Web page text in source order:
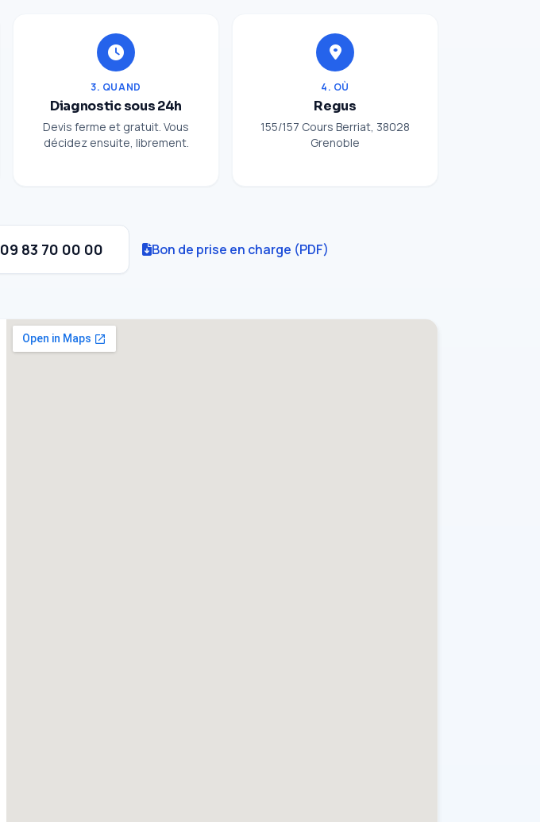
3. QUAND
Diagnostic sous 24h
Devis ferme et gratuit. Vous
décidez ensuite, librement.
4. OÙ
Regus
155/157 Cours Berriat, 38028
Grenoble
09 83 70 00 00 Bon de prise en charge (PDF)